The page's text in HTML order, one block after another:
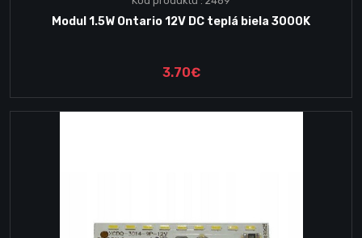
Modul 1.5W Ontario 12V DC teplá biela 3000K
3.70€